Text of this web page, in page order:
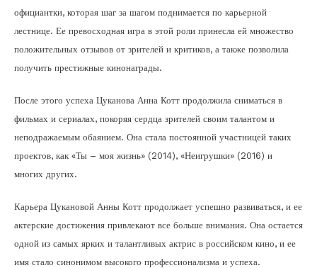
официантки, которая шаг за шагом поднимается по карьерной
лестнице. Ее превосходная игра в этой роли принесла ей множество
положительных отзывов от зрителей и критиков, а также позволила
получить престижные кинонаграды.
После этого успеха Цуканова Анна Котт продолжила сниматься в
фильмах и сериалах, покоряя сердца зрителей своим талантом и
неподражаемым обаянием. Она стала постоянной участницей таких
проектов, как «Ты – моя жизнь» (2014), «Неигрушки» (2016) и
многих других.
Карьера Цукановой Анны Котт продолжает успешно развиваться, и ее
актерские достижения привлекают все больше внимания. Она остается
одной из самых ярких и талантливых актрис в российском кино, и ее
имя стало синонимом высокого профессионализма и успеха.